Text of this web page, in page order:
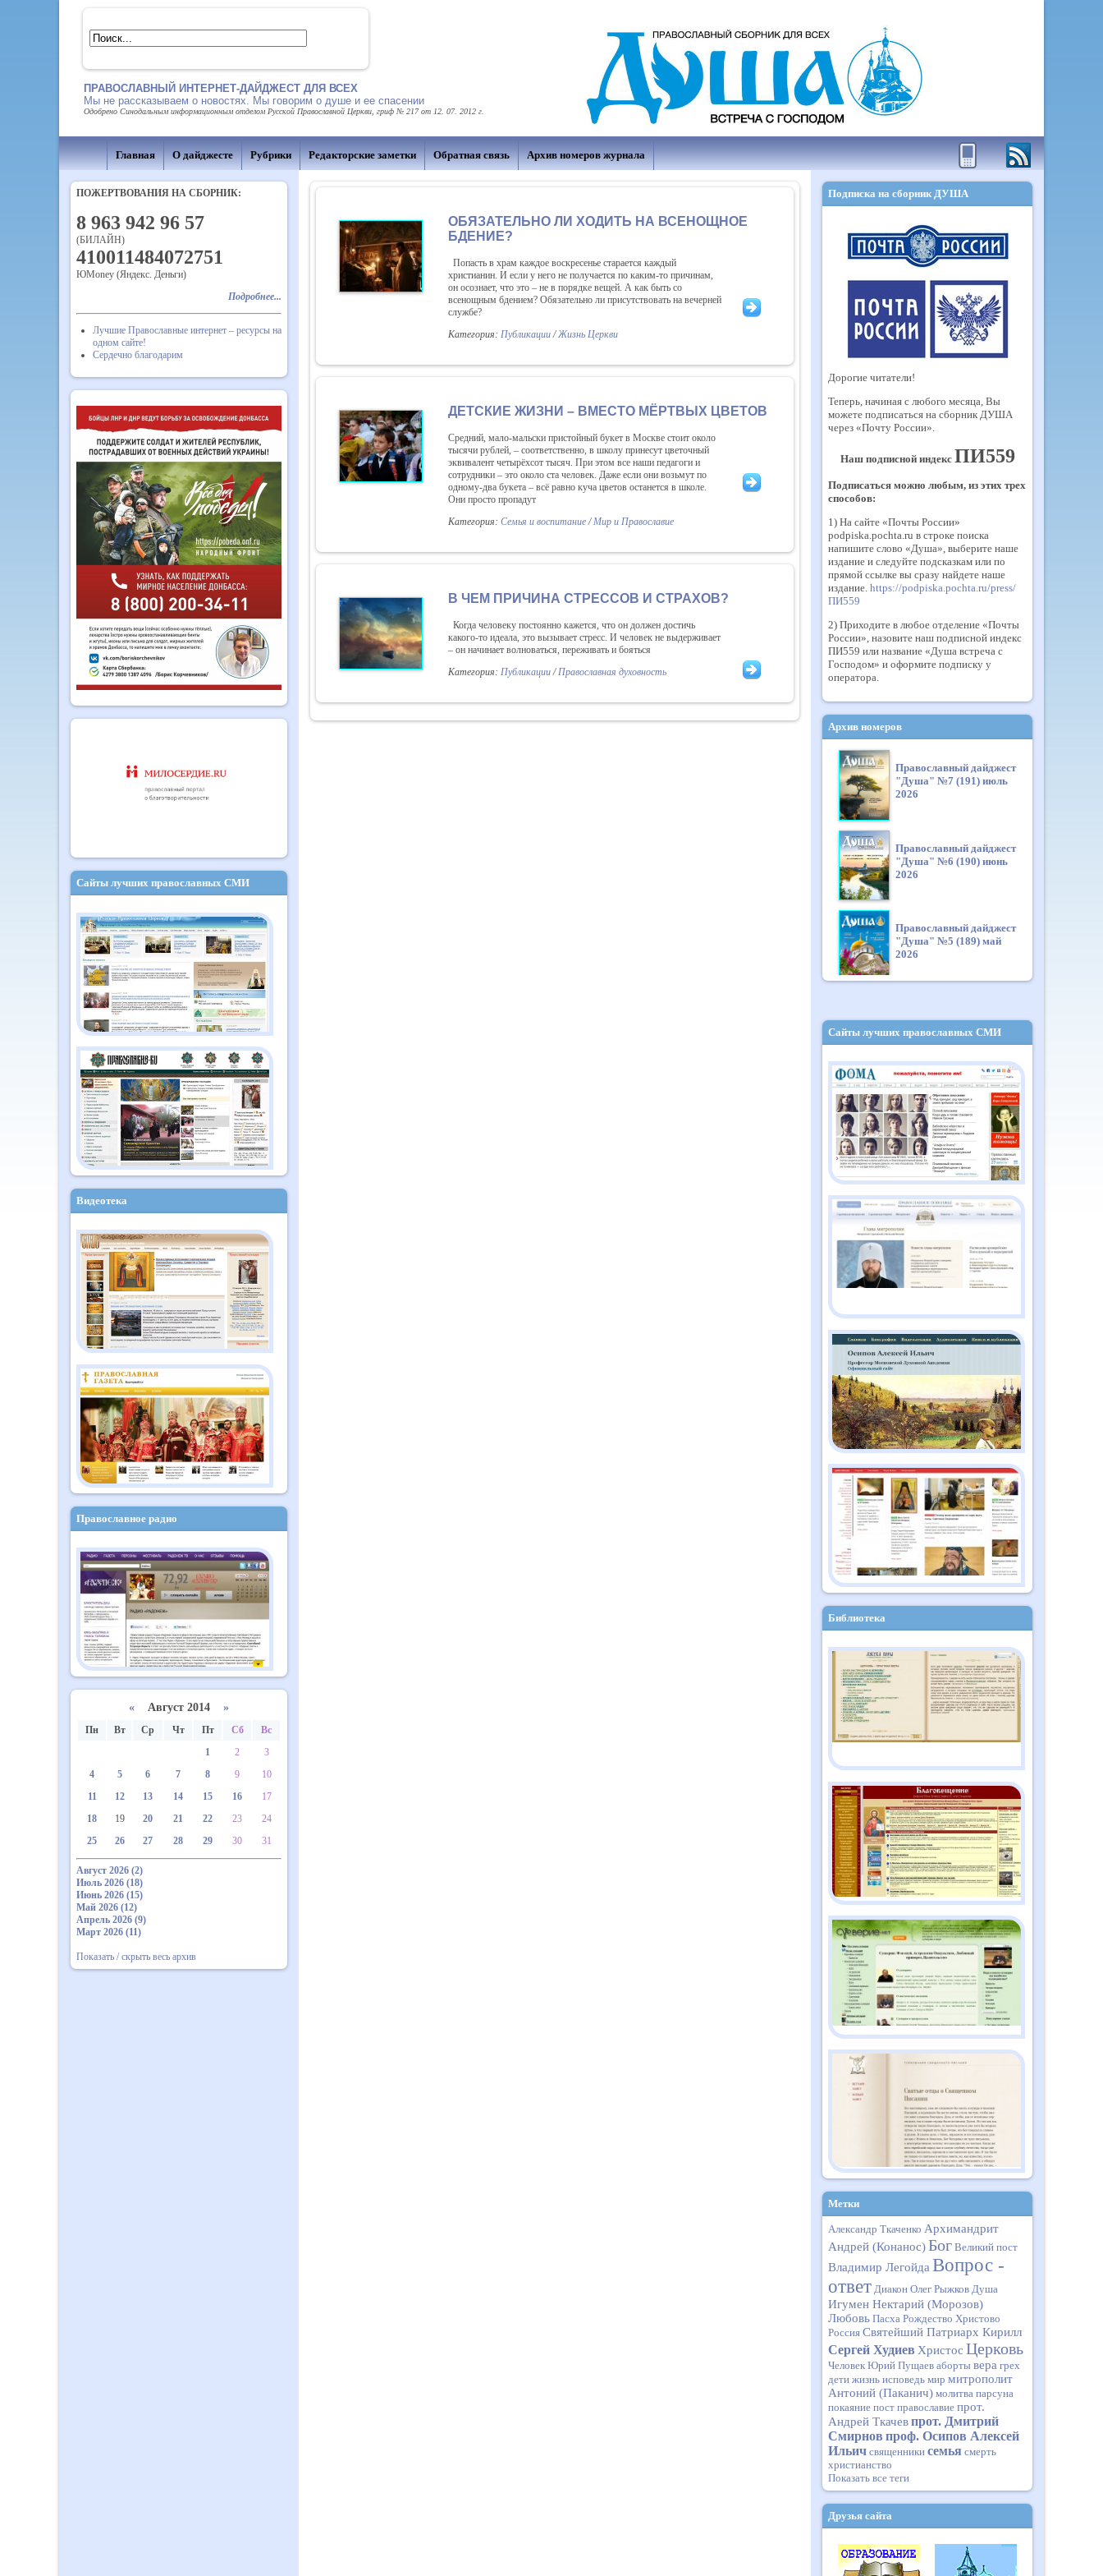
ПРАВОСЛАВНЫЙ ИНТЕРНЕТ-ДАЙДЖЕСТ ДЛЯ ВСЕХ
Мы не рассказываем о новостях. Мы говорим о душе и ее спасении
Одобрено Синодальным информационным отделом Русской Православной Церкви, гриф № 217 от 12. 07. 2012 г.
Главная О дайджесте Рубрики Редакторские заметки Обратная связь Архив номеров журнала
ПОЖЕРТВОВАНИЯ НА СБОРНИК:
8 963 942 96 57
(БИЛАЙН)
410011484072751
ЮMoney (Яндекс. Деньги)
Подробнее...
Лучшие Православные интернет – ресурсы на
одном сайте!
Сердечно благодарим
Сайты лучших православных СМИ
Видеотека
Православное радио
« Август 2014 »
Пн Вт Ср Чт Пт Сб
Вс
1
2
3
4
5 6 7 8 9
10
11
12 13 14 15 16
17
18
19 20 21 22 23
24
25
26 27 28 29 30 31
Август 2026 (2)
Июль 2026 (18)
Июнь 2026 (15)
Май 2026 (12)
Апрель 2026 (9)
Март 2026 (11)
Показать / скрыть весь архив
ОБЯЗАТЕЛЬНО ЛИ ХОДИТЬ НА ВСЕНОЩНОЕ
БДЕНИЕ?
Попасть в храм каждое воскресенье старается каждый
христианин. И если у него не получается по каким-то причинам,
он осознает, что это – не в порядке вещей. А как быть со
всенощным бдением? Обязательно ли присутствовать на вечерней
службе?
Категория: Публикации/Жизнь Церкви
ДЕТСКИЕ ЖИЗНИ – ВМЕСТО МЁРТВЫХ ЦВЕТОВ
Средний, мало-мальски пристойный букет в Москве стоит около
тысячи рублей, – соответственно, в школу принесут цветочный
эквивалент четырёхсот тысяч. При этом все наши педагоги и
сотрудники – это около ста человек. Даже если они возьмут по
одному-два букета – всё равно куча цветов останется в школе.
Они просто пропадут
Категория: Семья и воспитание/Мир и Православие
В ЧЕМ ПРИЧИНА СТРЕССОВ И СТРАХОВ?
Когда человеку постоянно кажется, что он должен достичь
какого-то идеала, это вызывает стресс. И человек не выдерживает
– он начинает волноваться, переживать и бояться
Категория: Публикации/Православная духовность
Подписка на сборник ДУША
Дорогие читатели!
Теперь, начиная с любого месяца, Вы
можете подписаться на сборник ДУША
через «Почту России».
Наш подписной индекс ПИ559
Подписаться можно любым, из этих трех
способов:
1) На сайте «Почты России»
podpiska.pochta.ru в строке поиска
напишите слово «Душа», выберите наше
издание и следуйте подсказкам или по
прямой ссылке вы сразу найдете наше
издание. https://podpiska.pochta.ru/press/
ПИ559
2) Приходите в любое отделение «Почты
России», назовите наш подписной индекс
ПИ559 или название «Душа встреча с
Господом» и оформите подписку у
оператора.
Архив номеров
Православный дайджест
"Душа" №7 (191) июль
2026
Православный дайджест
"Душа" №6 (190) июнь
2026
Православный дайджест
"Душа" №5 (189) май
2026
"Душа" №4 (188) апрель
2026
Православный дайджест
"Душа" №3 (187) март
2026
Православный дайджест
"Душа" №2 (186)
февраль 2026
Православный дайджест
"Душа" №1 (185) январь
Православный дайджест
"Душа" №12 (184)
декабрь 2025
Православный дайджест
"Душа" №11 (183) ноябрь
2025
Православный дайджест
"Душа" №10 (182)
октябрь 2025
Сайты лучших православных СМИ
Библиотека
Метки
Александр Ткаченко Архимандрит
Андрей (Конанос)Бог Великий пост
Владимир ЛегойдаВопрос -
ответ Диакон Олег Рыжков Душа
Игумен Нектарий (Морозов)
Любовь Пасха Рождество Христово
Россия Святейший Патриарх Кирилл
Сергей Худиев Христос Церковь
Человек Юрий Пущаев аборты вера грех
дети жизнь исповедь мир митрополит
Антоний (Паканич) молитва парсуна
покаяние пост православие прот.
Андрей Ткачевпрот. Дмитрий
Смирнов проф. Осипов Алексей
Ильич священники семья смерть
христианство
Показать все теги
Друзья сайта